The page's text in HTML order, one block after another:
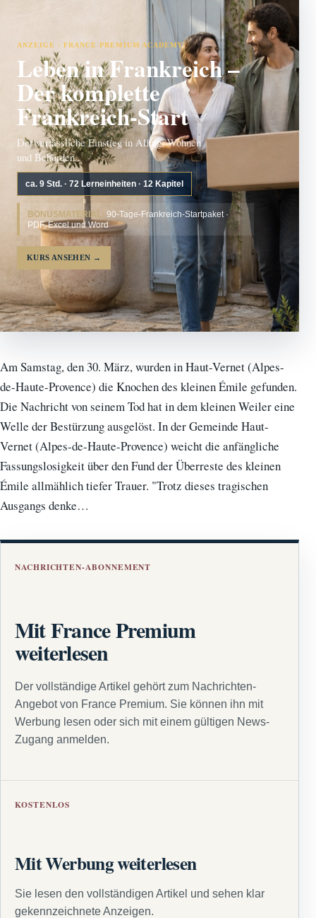
ANZEIGE · FRANCE PREMIUM ACADEMY
Leben in Frankreich –
Der komplette
Frankreich-Start
Der verlässliche Einstieg in Alltag, Wohnen
und Behörden.
ca. 9 Std. · 72 Lerneinheiten · 12 Kapitel
BONUSMATERIAL: 90-Tage-Frankreich-Startpaket ·
PDF, Excel und Word
KURS ANSEHEN →
Am Samstag, den 30. März, wurden in Haut-Vernet (Alpes-
de-Haute-Provence) die Knochen des kleinen Émile gefunden.
Die Nachricht von seinem Tod hat in dem kleinen Weiler eine
Welle der Bestürzung ausgelöst. In der Gemeinde Haut-
Vernet (Alpes-de-Haute-Provence) weicht die anfängliche
Fassungslosigkeit über den Fund der Überreste des kleinen
Émile allmählich tiefer Trauer. "Trotz dieses tragischen
Ausgangs denke…
NACHRICHTEN-ABONNEMENT
Mit France Premium
weiterlesen
Der vollständige Artikel gehört zum Nachrichten-
Angebot von France Premium. Sie können ihn mit
Werbung lesen oder sich mit einem gültigen News-
Zugang anmelden.
KOSTENLOS
Mit Werbung weiterlesen
Sie lesen den vollständigen Artikel und sehen klar
gekennzeichnete Anzeigen.